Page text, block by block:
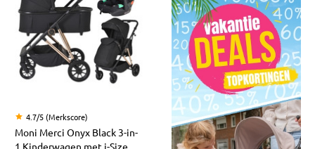
4.7/5 (Merkscore)
Moni Merci Onyx Black 3-in-
1 Kinderwagen met i-Size